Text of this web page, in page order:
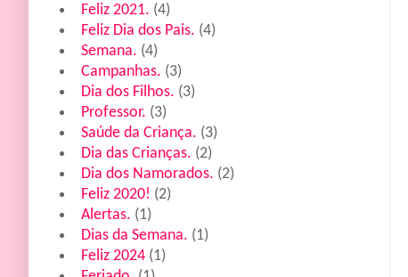
Feliz 2021. (4)
Feliz Dia dos Pais. (4)
Semana. (4)
Campanhas. (3)
Dia dos Filhos. (3)
Professor. (3)
Saúde da Criança. (3)
Dia das Crianças. (2)
Dia dos Namorados. (2)
Feliz 2020! (2)
Alertas. (1)
Dias da Semana. (1)
Feliz 2024 (1)